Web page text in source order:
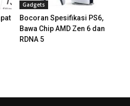
Gadgets
Bocoran Spesifikasi PS6,
Bawa Chip AMD Zen 6 dan
RDNA 5